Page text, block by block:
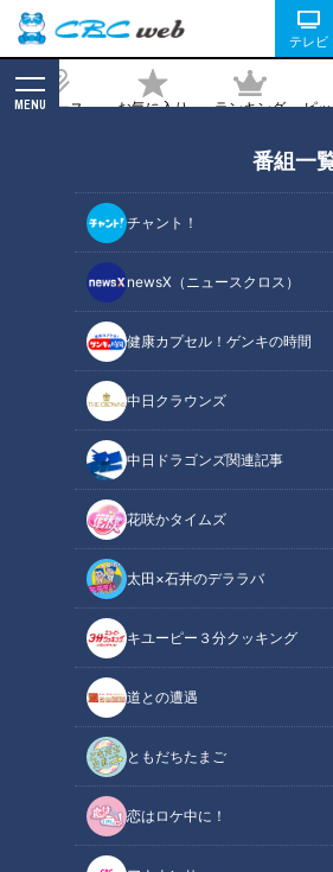
テレビ
ニュース お気に入り ランキング ピ
MENU
番組一
チャント！
newsX（ニュースクロス）
健康カプセル！ゲンキの時間
中日クラウンズ
中日ドラゴンズ関連記事
花咲かタイムズ
太田×石井のデララバ
キユーピー３分クッキング
道との遭遇
ともだちたまご
恋はロケ中に！
東海地方の“秋パン”
2024/10/11 17:04
CBCテレビ『花咲かタイムズ』うなずキング
花咲かタイムズ
うなずキング
パンについての知識を問う「パンシェ
を持つMAG!C☆PRINCE（マジックプ
が、極上の“秋パン”を紹介！毎月新店
の中から、今食べるべき新店の“秋パ